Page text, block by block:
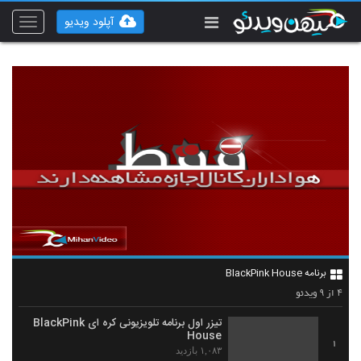
Toggle
آپلود ویدیو
برنامه BlackPink House
۴ از ۹ ویدئو
1
تیزر اول برنامه تلویزیونی کره ای BlackPink
House
۱,۰۸۳ بازدید